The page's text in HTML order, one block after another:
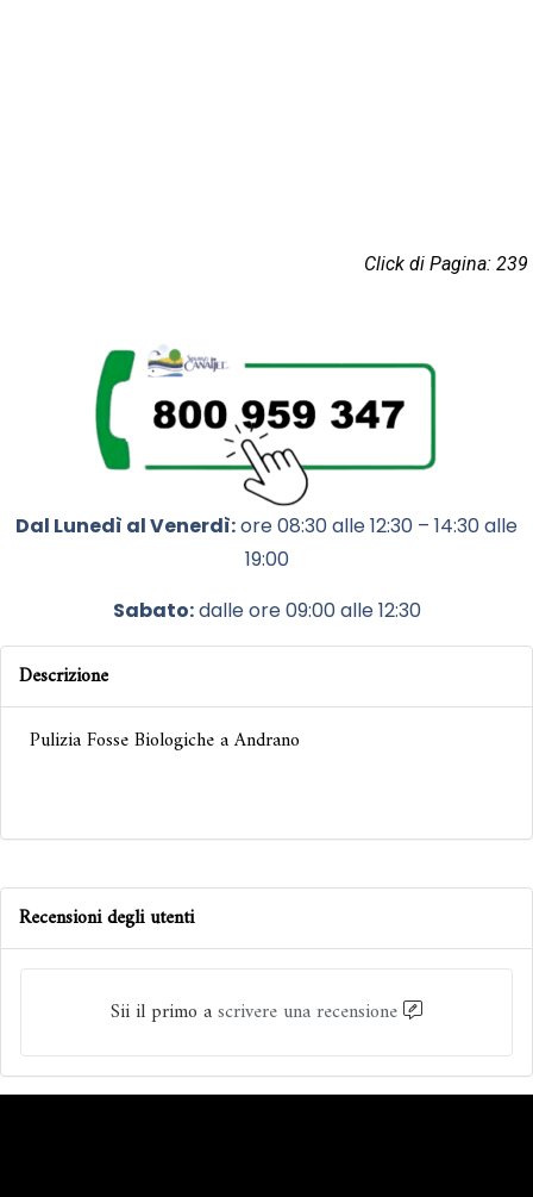
Click di Pagina: 239
Dal Lunedì al Venerdì:ore 08:30 alle 12:30 – 14:30 alle
19:00
Sabato:dalle ore 09:00 alle 12:30
Descrizione
Pulizia Fosse Biologiche a Andrano
Recensioni degli utenti
Sii il primo ascrivere una recensione